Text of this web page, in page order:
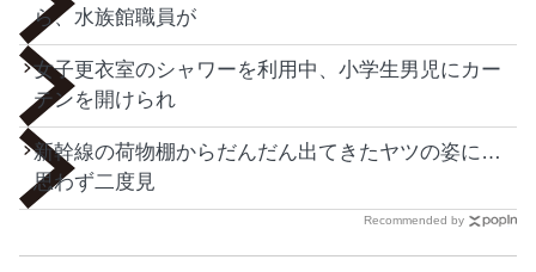
ら、水族館職員が
女子更衣室のシャワーを利用中、小学生男児にカー
テンを開けられ
新幹線の荷物棚からだんだん出てきたヤツの姿に…
思わず二度見
Recommended by